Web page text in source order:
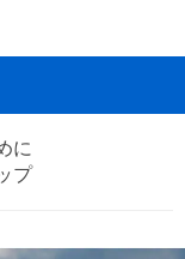
に
プ